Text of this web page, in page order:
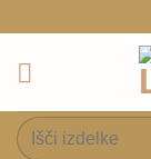
vsebino
Išči: